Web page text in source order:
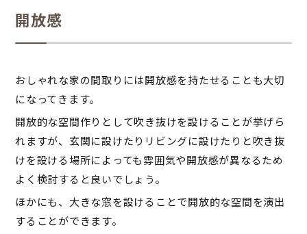
開放感
おしゃれな家の間取りには開放感を持たせることも大切
になってきます。
開放的な空間作りとして吹き抜けを設けることが挙げら
れますが、玄関に設けたりリビングに設けたりと吹き抜
けを設ける場所によっても雰囲気や開放感が異なるため
よく検討すると良いでしょう。
ほかにも、大きな窓を設けることで開放的な空間を演出
することができます。